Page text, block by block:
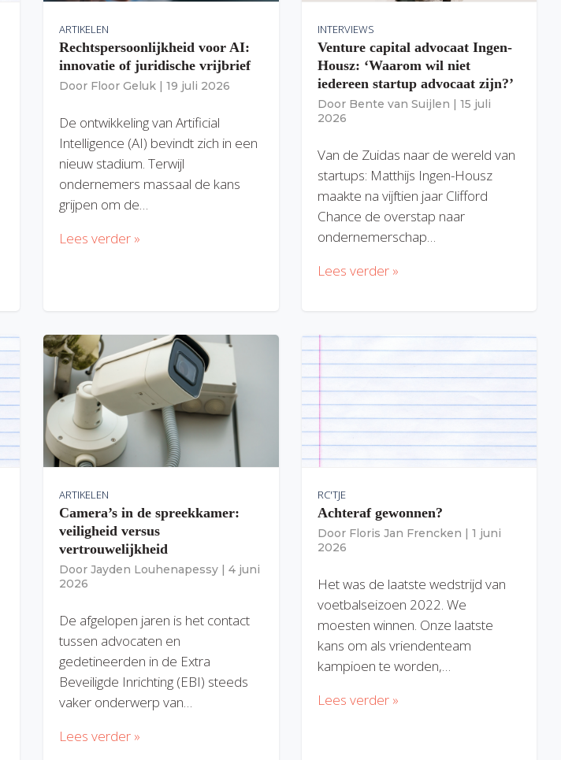
ARTIKELEN
Rechtspersoonlijkheid voor AI:
innovatie of juridische vrijbrief
Door Floor Geluk | 19 juli 2026
De ontwikkeling van Artificial
Intelligence (AI) bevindt zich in een
nieuw stadium. Terwijl
ondernemers massaal de kans
grijpen om de…
Lees verder »
INTERVIEWS
Venture capital advocaat Ingen-
Housz: ‘Waarom wil niet
iedereen startup advocaat zijn?’
Door Bente van Suijlen | 15 juli
2026
Van de Zuidas naar de wereld van
startups: Matthijs Ingen-Housz
maakte na vijftien jaar Clifford
Chance de overstap naar
ondernemerschap…
Lees verder »
ARTIKELEN
Camera’s in de spreekkamer:
veiligheid versus
vertrouwelijkheid
Door Jayden Louhenapessy | 4 juni
2026
De afgelopen jaren is het contact
tussen advocaten en
gedetineerden in de Extra
Beveiligde Inrichting (EBI) steeds
vaker onderwerp van…
Lees verder »
RC'TJE
Achteraf gewonnen?
Door Floris Jan Frencken | 1 juni
2026
Het was de laatste wedstrijd van
voetbalseizoen 2022. We
moesten winnen. Onze laatste
kans om als vriendenteam
kampioen te worden,…
Lees verder »